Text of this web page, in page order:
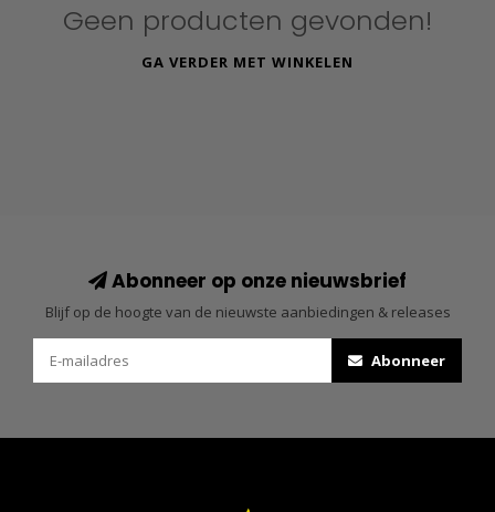
Geen producten gevonden!
GA VERDER MET WINKELEN
Abonneer op onze nieuwsbrief
Blijf op de hoogte van de nieuwste aanbiedingen & releases
Abonneer